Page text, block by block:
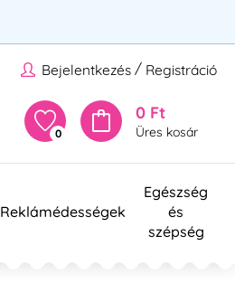
Bejelentkezés / Registráció
0
0 Ft
Üres kosár
Reklámédességek
Egészség
és
szépség